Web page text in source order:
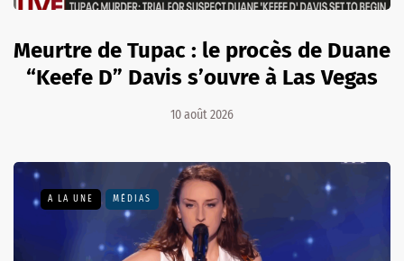
Meurtre de Tupac : le procès de Duane
“Keefe D” Davis s’ouvre à Las Vegas
10 août 2026
A LA UNE MÉDIAS